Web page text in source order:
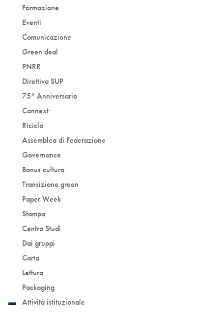
Formazione
Eventi
Comunicazione
Green deal
PNRR
Direttiva SUP
75° Anniversario
Connext
Riciclo
Assemblea di Federazione
Governance
Bonus cultura
Transizione green
Paper Week
Stampa
Centro Studi
Dai gruppi
Carta
Lettura
Packaging
Attività istituzionale